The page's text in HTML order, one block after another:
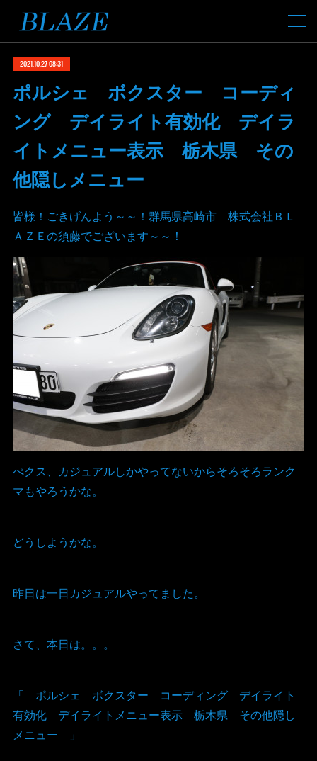
2021.10.27 08:31
ポルシェ ボクスター コーディ
ング デイライト有効化 デイラ
イトメニュー表示 栃木県 その
他隠しメニュー
皆様！ごきげんよう～～！群馬県高崎市 株式会社ＢＬ
ＡＺＥの須藤でございます～～！
ぺクス、カジュアルしかやってないからそろそろランク
マもやろうかな。
どうしようかな。
昨日は一日カジュアルやってました。
さて、本日は。。。
「 ポルシェ ボクスター コーディング デイライト
有効化 デイライトメニュー表示 栃木県 その他隠し
メニュー 」